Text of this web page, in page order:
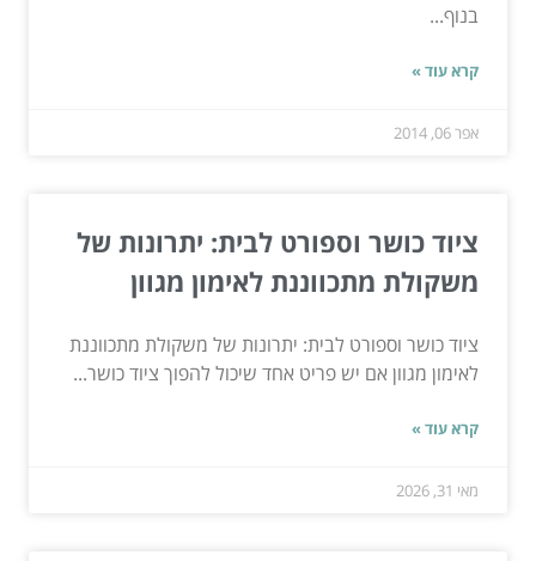
בנוף...
קרא עוד »
אפר 06, 2014
ציוד כושר וספורט לבית: יתרונות של
משקולת מתכווננת לאימון מגוון
ציוד כושר וספורט לבית: יתרונות של משקולת מתכווננת
לאימון מגוון אם יש פריט אחד שיכול להפוך ציוד כושר...
קרא עוד »
מאי 31, 2026